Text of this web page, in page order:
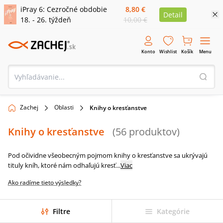
iPray 6: Cezročné obdobie
18. - 26. týždeň
8,80 €
10,00 €
Detail
Konto Wishlist Košík Menu
Zachej Oblasti Knihy o kresťanstve
Knihy o kresťanstve (56 produktov)
Pod očividne všeobecným pojmom knihy o kresťanstve sa ukrývajú
tituly kníh, ktoré nám odhaľujú kresť...Viac
Ako radíme tieto výsledky?
Filtre Kategórie